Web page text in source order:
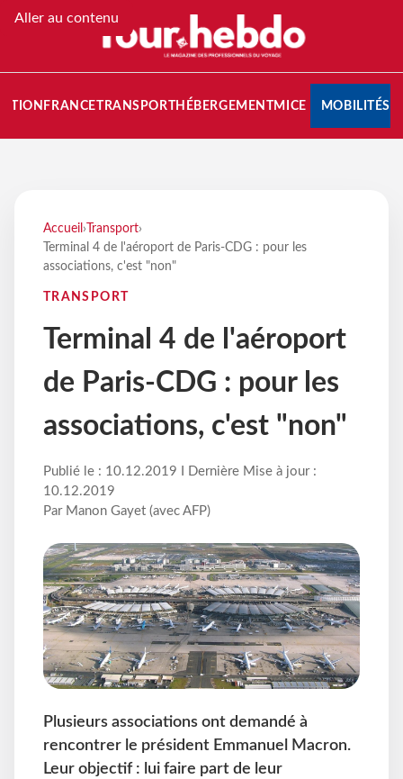
Aller au contenu
FRANCETRANSPORT HÉBERGEMENTMICE MOBILITÉS
Accueil › Transport›
Terminal 4 de l'aéroport de Paris-CDG : pour les
associations, c'est "non"
TRANSPORT
Terminal 4 de l'aéroport
de Paris-CDG : pour les
associations, c'est "non"
Publié le : 10.12.2019 I Dernière Mise à jour :
10.12.2019
Par Manon Gayet (avec AFP)
Plusieurs associations ont demandé à
rencontrer le président Emmanuel Macron.
Leur objectif : lui faire part de leur